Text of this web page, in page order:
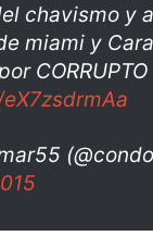
chavismo y
miami y
CORRUPTO